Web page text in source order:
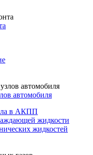
автомобиля
в АКПП
жидкости
жидкостей